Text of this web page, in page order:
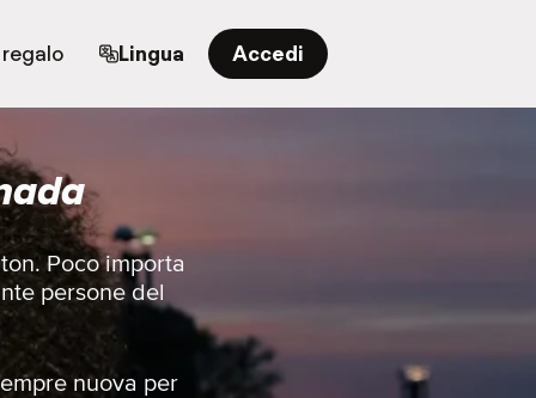
Lingua Accedi
Poco importa
persone del
nuova per